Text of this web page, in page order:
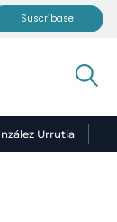
Suscríbase
Urrutia